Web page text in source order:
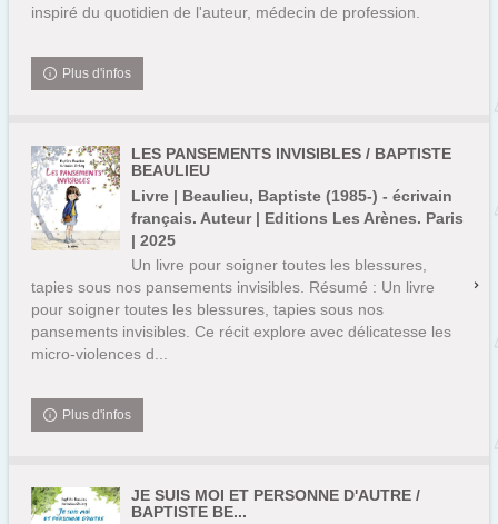
inspiré du quotidien de l'auteur, médecin de profession.
Plus d'infos
LES PANSEMENTS INVISIBLES / BAPTISTE
BEAULIEU
Livre | Beaulieu, Baptiste (1985-) - écrivain
français. Auteur | Editions Les Arènes. Paris
| 2025
Un livre pour soigner toutes les blessures,
tapies sous nos pansements invisibles. Résumé : Un livre
pour soigner toutes les blessures, tapies sous nos
pansements invisibles. Ce récit explore avec délicatesse les
micro-violences d...
Plus d'infos
JE SUIS MOI ET PERSONNE D'AUTRE /
BAPTISTE BE...